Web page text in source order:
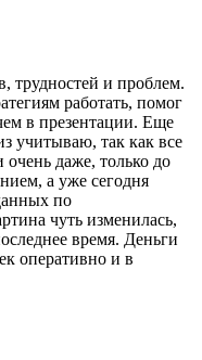
трудностей и проблем.
работать, помог
в презентации. Еще
учитываю, так как все
даже, только до
а уже сегодня
по
чуть изменилась,
время. Деньги
оперативно и в